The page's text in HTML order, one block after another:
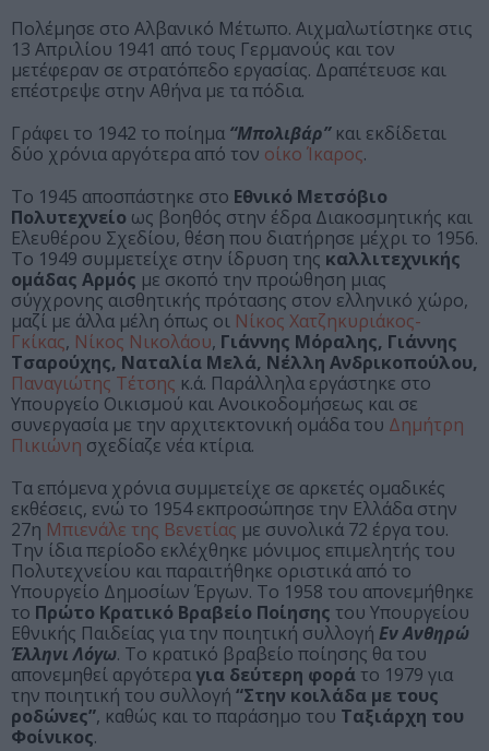
Πολέμησε στο Αλβανικό Μέτωπο. Αιχμαλωτίστηκε στις
13 Απριλίου 1941 από τους Γερμανούς και τον
μετέφεραν σε στρατόπεδο εργασίας. Δραπέτευσε και
επέστρεψε στην Αθήνα με τα πόδια.
Γράφει το 1942 το ποίημα “Μπολιβάρ”και εκδίδεται
δύο χρόνια αργότερα από τον οίκο Ίκαρος.
Το 1945 αποσπάστηκε στο Εθνικό Μετσόβιο
Πολυτεχνείο ως βοηθός στην έδρα Διακοσμητικής και
Ελευθέρου Σχεδίου, θέση που διατήρησε μέχρι το 1956.
Το 1949 συμμετείχε στην ίδρυση της καλλιτεχνικής
ομάδας Αρμός με σκοπό την προώθηση μιας
σύγχρονης αισθητικής πρότασης στον ελληνικό χώρο,
μαζί με άλλα μέλη όπως οι Νίκος Χατζηκυριάκος-
Γκίκας, Νίκος Νικολάου, Γιάννης Μόραλης, Γιάννης
Τσαρούχης, Ναταλία Μελά, Νέλλη Ανδρικοπούλου,
Παναγιώτης Τέτσης κ.ά. Παράλληλα εργάστηκε στο
Υπουργείο Οικισμού και Ανοικοδομήσεως και σε
συνεργασία με την αρχιτεκτονική ομάδα του Δημήτρη
Πικιώνη σχεδίαζε νέα κτίρια.
Τα επόμενα χρόνια συμμετείχε σε αρκετές ομαδικές
εκθέσεις, ενώ το 1954 εκπροσώπησε την Ελλάδα στην
27η Μπιενάλε της Βενετίας με συνολικά 72 έργα του.
Την ίδια περίοδο εκλέχθηκε μόνιμος επιμελητής του
Πολυτεχνείου και παραιτήθηκε οριστικά από το
Υπουργείο Δημοσίων Έργων. Το 1958 του απονεμήθηκε
το Πρώτο Κρατικό Βραβείο Ποίησης του Υπουργείου
Εθνικής Παιδείας για την ποιητική συλλογή Εν Ανθηρώ
Έλληνι Λόγω. Το κρατικό βραβείο ποίησης θα του
απονεμηθεί αργότερα για δεύτερη φορά το 1979 για
την ποιητική του συλλογή “Στην κοιλάδα με τους
ροδώνες”, καθώς και το παράσημο του Ταξιάρχη του
Φοίνικος.